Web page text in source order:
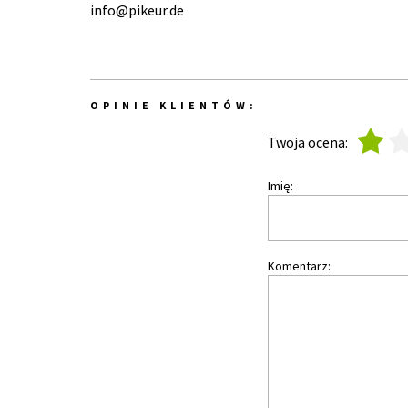
info@pikeur.de
OPINIE KLIENTÓW:
Twoja ocena:
Imię:
Komentarz: